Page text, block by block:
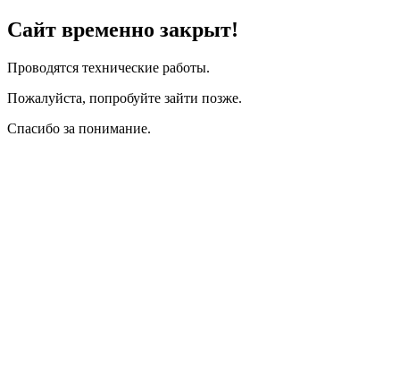
Сайт временно закрыт!
Проводятся технические работы.
Пожалуйста, попробуйте зайти позже.
Спасибо за понимание.